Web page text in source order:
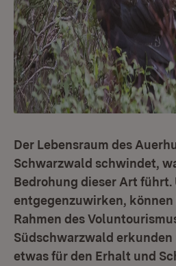
Der Lebensraum des
Schwarzwald schwindet,
Bedrohung dieser Art führt.
entgegenzuwirken, können
Rahmen des
Südschwarzwald
etwas für den Erhalt und